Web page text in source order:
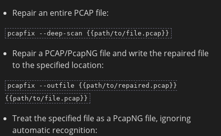
Repair an entire PCAP file:
pcapfix --deep-scan {{path/to/file.pcap}}
Repair a PCAP/PcapNG file and write the repaired file
to the specified location:
pcapfix --outfile {{path/to/repaired.pcap}}
{{path/to/file.pcap}}
Treat the specified file as a PcapNG file, ignoring
automatic recognition: